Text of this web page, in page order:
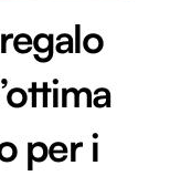
per i